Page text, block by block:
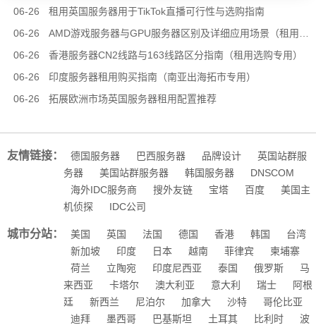
06-26
租用英国服务器用于TikTok直播可行性与选购指南
06-26
06-26
香港服务器CN2线路与163线路区分指南（租用选购专用）
06-26
印度服务器租用购买指南（南亚出海拓市专用）
06-26
拓展欧洲市场英国服务器租用配置推荐
友情链接： 德国服务器 巴西服务器 品牌设计
英国站群服
务器
美国站群服务器 韩国服务器
DNSCOM
海外IDC服务商
搜外友链 宝塔 百度
美国主
机侦探
IDC公司
城市分站： 美国 英国 法国 德国 香港 韩国
台湾
新加坡
印度 日本 越南 菲律宾
柬埔寨
荷兰
立陶宛 印度尼西亚 泰国 俄罗斯
马
来西亚
卡塔尔 澳大利亚 意大利 瑞士
阿根
廷
新西兰 尼泊尔 加拿大 沙特
哥伦比亚
迪拜
墨西哥 巴基斯坦 土耳其 比利时
波